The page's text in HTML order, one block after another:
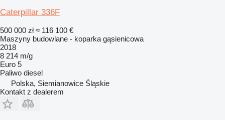
Caterpillar 336F
500 000 zł ≈ 116 100 €
Maszyny budowlane - koparka gąsienicowa
2018
8 214 m/g
Euro 5
Paliwo diesel
Polska, Siemianowice Śląskie
Kontakt z dealerem